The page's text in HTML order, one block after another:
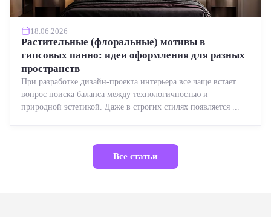
18.06.2026
Растительные (флоральные) мотивы в
гипсовых панно: идеи оформления для разных
пространств
При разработке дизайн-проекта интерьера все чаще встает
вопрос поиска баланса между технологичностью и
природной эстетикой. Даже в строгих стилях появляется ...
Все статьи